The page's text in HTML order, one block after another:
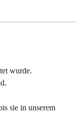
wurde.
sie in unserem